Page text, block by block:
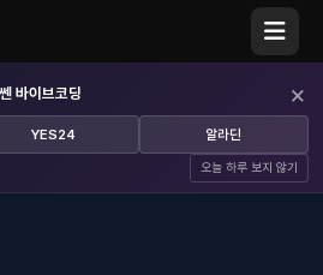
바이브코딩
YES24 알라딘
오늘 하루 보지 않기
×